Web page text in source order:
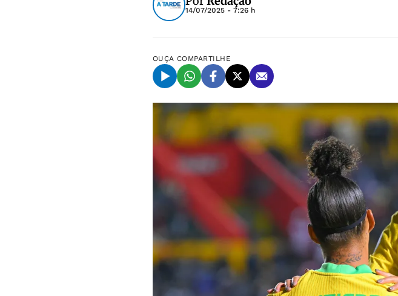
14/07/2025 - 7:26 h
OUÇA COMPARTILHE